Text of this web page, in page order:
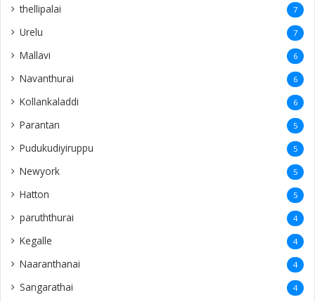
thellipalai 7
Urelu 7
Mallavi 6
Navanthurai 6
Kollankaladdi 6
Parantan 5
Pudukudiyiruppu 5
Newyork 5
Hatton 5
paruththurai 4
Kegalle 4
Naaranthanai 4
Sangarathai 4